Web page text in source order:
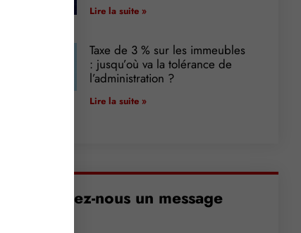
Lire la suite »
Taxe de 3 % sur les immeubles
: jusqu’où va la tolérance de
l’administration ?
Lire la suite »
Envoyez-nous un message